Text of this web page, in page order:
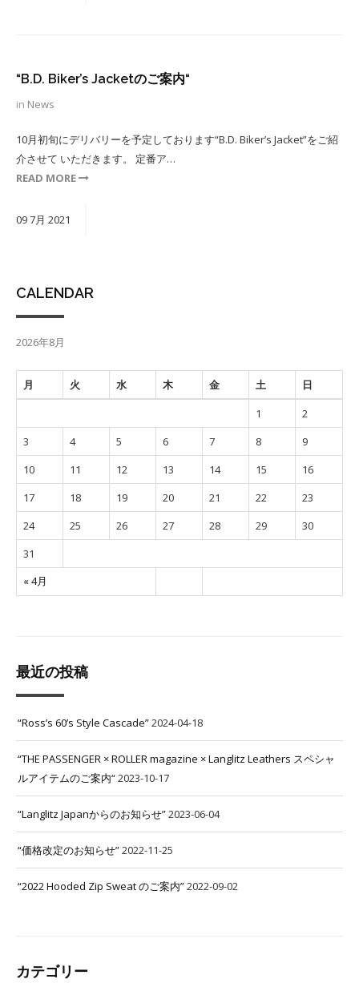
“B.D. Biker’s Jacketのご案内“
in News
10月初旬にデリバリーを予定しております“B.D. Biker’s Jacket”をご紹
介させて いただきます。 定番ア…
READ MORE
097月 2021
CALENDAR
2026年8月
月 火 水 木 金 土 日
« 4月
1
2
3
4 5 6 7 8
9
10
11 12 13 14 15
16
17
18 19 20 21 22
23
24
25 26 27 28 29
30
31
最近の投稿
“Ross’s 60’s Style Cascade”2024-04-18
“THE PASSENGER × ROLLER magazine × Langlitz Leathers スペシャ
ルアイテムのご案内“2023-10-17
“Langlitz Japanからのお知らせ”2023-06-04
“価格改定のお知らせ”2022-11-25
“2022 Hooded Zip Sweat のご案内”2022-09-02
カテゴリー